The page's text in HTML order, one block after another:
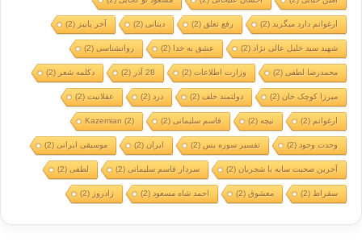
ارغوانم دارد میگرید (2) رفع تعلق (2) دینانی(2) آخر پاییز (2)
شهید سید خلیل عالی نژاد (2) عشق به خدا (2) روانشناسی(2)
محمدرضا لطفی(2) وزارت اطلاعات(2) 28 آذر (2) دکلمه شعر (2)
میرزا کوچک خان(2) دولتمند خلف(2) درد (2) عقلانیت(2)
ارغوانم (2) نیچه(2) قاسم سلیمانی(2)
Kazemian (2)
وحدت وجود (2) تفسیر سوره یس (2) ایران(2) موسیقی ایرانی(2)
آخرین صحبت سایه با شجریان(2) سردار قاسم سلیمانی(2) لطفی(2)
سقراط (2) معشوق(2) احمد شاه مسعود (2) زادروز (2)